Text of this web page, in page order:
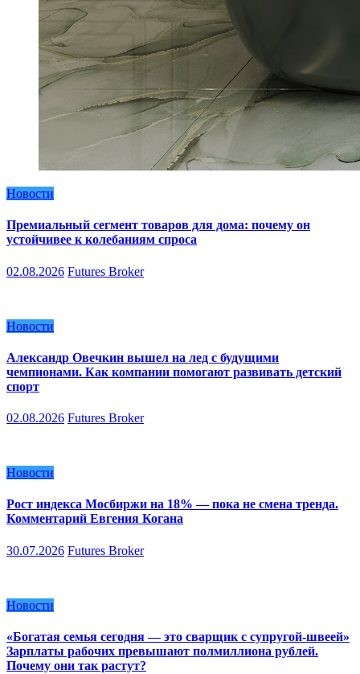
Новости
Премиальный сегмент товаров для дома: почему он
устойчивее к колебаниям спроса
02.08.2026 Futures Broker
Новости
Александр Овечкин вышел на лед с будущими
чемпионами. Как компании помогают развивать детский
спорт
02.08.2026 Futures Broker
Новости
Рост индекса Мосбиржи на 18% — пока не смена тренда.
Комментарий Евгения Когана
30.07.2026 Futures Broker
Новости
«Богатая семья сегодня — это сварщик с супругой-швеей»
Зарплаты рабочих превышают полмиллиона рублей.
Почему они так растут?